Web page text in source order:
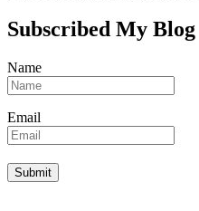
Subscribed My Blog
Name
Email